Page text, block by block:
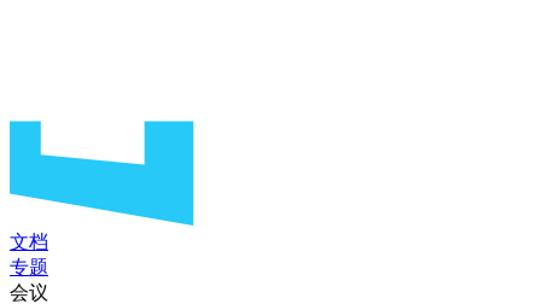
文档
专题
会议